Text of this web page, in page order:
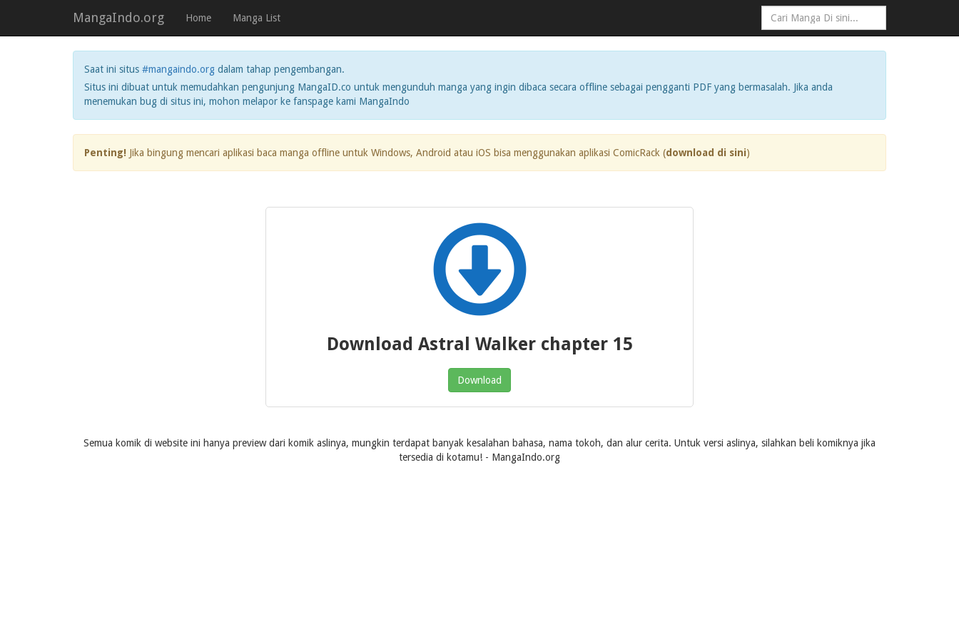
MangaIndo.org Home Manga List
Saat ini situs #mangaindo.org dalam tahap pengembangan.
Situs ini dibuat untuk memudahkan pengunjung MangaID.co untuk mengunduh manga yang ingin dibaca secara offline sebagai pengganti PDF yang bermasalah. Jika anda
menemukan bug di situs ini, mohon melapor ke fanspage kami MangaIndo
Penting! Jika bingung mencari aplikasi baca manga offline untuk Windows, Android atau iOS bisa menggunakan aplikasi ComicRack (download di sini)
Download Astral Walker chapter 15
Download
Semua komik di website ini hanya preview dari komik aslinya, mungkin terdapat banyak kesalahan bahasa, nama tokoh, dan alur cerita. Untuk versi aslinya, silahkan beli komiknya jika
tersedia di kotamu! - MangaIndo.org